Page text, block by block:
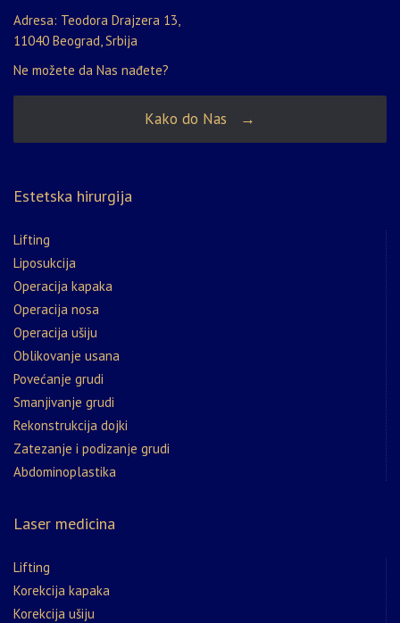
Adresa: Teodora Drajzera 13,
11040 Beograd, Srbija
Ne možete da Nas nađete?
Kako do Nas →
Estetska hirurgija
Lifting
Liposukcija
Operacija kapaka
Operacija nosa
Operacija ušiju
Oblikovanje usana
Povećanje grudi
Smanjivanje grudi
Rekonstrukcija dojki
Zatezanje i podizanje grudi
Abdominoplastika
Laser medicina
Lifting
Korekcija kapaka
Korekcija ušiju